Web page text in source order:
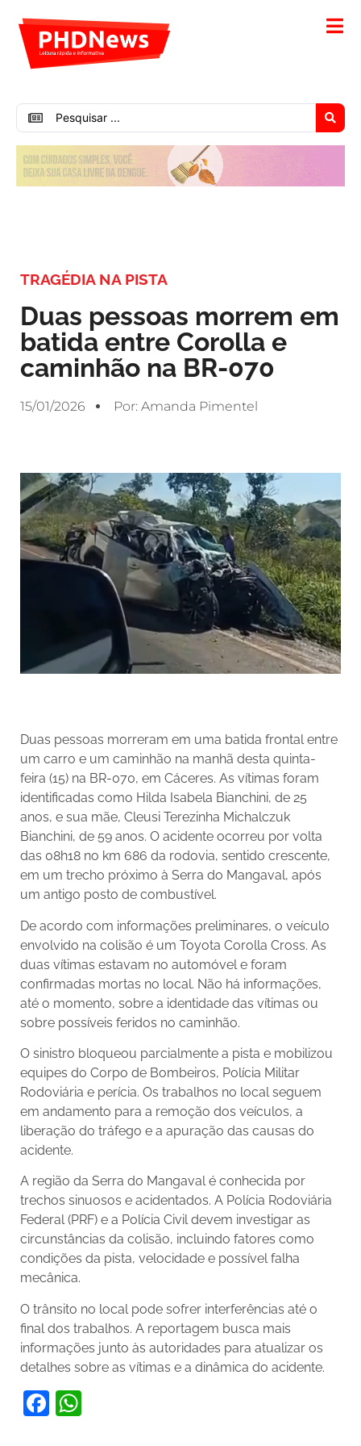
TRAGÉDIA NA PISTA
Duas pessoas morrem em
batida entre Corolla e
caminhão na BR-070
15/01/2026 Por: Amanda Pimentel
Duas pessoas morreram em uma batida frontal entre
um carro e um caminhão na manhã desta quinta-
feira (15) na BR-070, em Cáceres. As vítimas foram
identificadas como Hilda Isabela Bianchini, de 25
anos, e sua mãe, Cleusi Terezinha Michalczuk
Bianchini, de 59 anos. O acidente ocorreu por volta
das 08h18 no km 686 da rodovia, sentido crescente,
em um trecho próximo à Serra do Mangaval, após
um antigo posto de combustível.
De acordo com informações preliminares, o veículo
envolvido na colisão é um Toyota Corolla Cross. As
duas vítimas estavam no automóvel e foram
confirmadas mortas no local. Não há informações,
até o momento, sobre a identidade das vítimas ou
sobre possíveis feridos no caminhão.
O sinistro bloqueou parcialmente a pista e mobilizou
equipes do Corpo de Bombeiros, Polícia Militar
Rodoviária e perícia. Os trabalhos no local seguem
em andamento para a remoção dos veículos, a
liberação do tráfego e a apuração das causas do
acidente.
A região da Serra do Mangaval é conhecida por
trechos sinuosos e acidentados. A Polícia Rodoviária
Federal (PRF) e a Polícia Civil devem investigar as
circunstâncias da colisão, incluindo fatores como
condições da pista, velocidade e possível falha
mecânica.
O trânsito no local pode sofrer interferências até o
final dos trabalhos. A reportagem busca mais
informações junto às autoridades para atualizar os
detalhes sobre as vítimas e a dinâmica do acidente.
Facebook